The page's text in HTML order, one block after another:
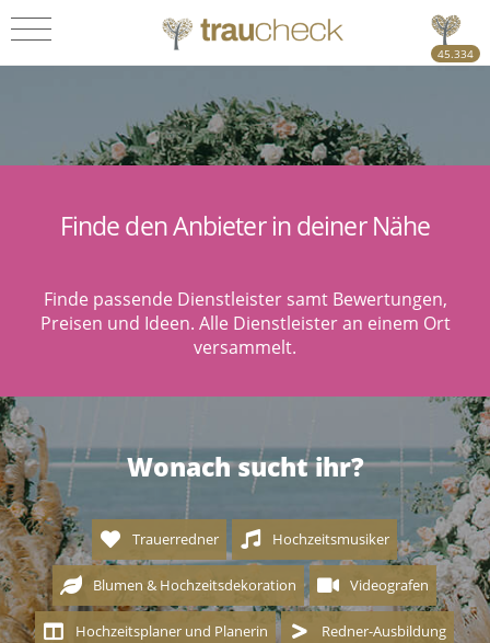
45.334
Finde den Anbieter in deiner Nähe
Finde passende Dienstleister samt Bewertungen,
Preisen und Ideen. Alle Dienstleister an einem Ort
versammelt.
Wonach sucht ihr?
Trauerredner Hochzeitsmusiker
Blumen & Hochzeitsdekoration Videografen
Hochzeitsplaner und Planerin Redner-Ausbildung